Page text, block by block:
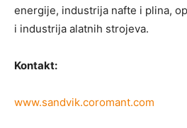
energije, industrija nafte i plina,
i industrija alatnih strojeva.
Kontakt:
www.sandvik.coromant.com